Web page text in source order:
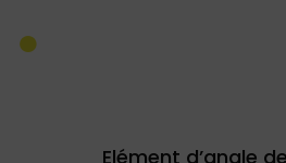
Elément d’angle